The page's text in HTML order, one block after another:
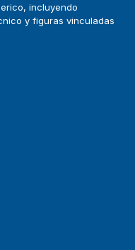
incluyendo
y figuras vinculadas